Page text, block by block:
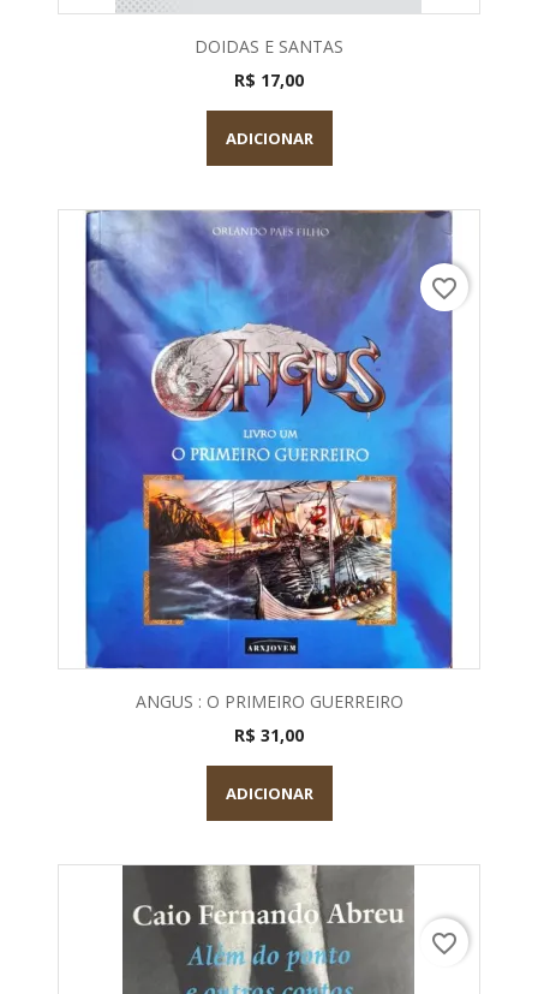
DOIDAS E SANTAS
R$ 17,00
ADICIONAR
ANGUS : O PRIMEIRO GUERREIRO
R$ 31,00
ADICIONAR
favorite_border
favorite_border